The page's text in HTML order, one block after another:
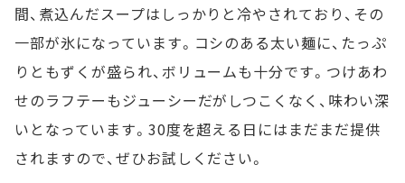
間、煮込んだスープはしっかりと冷やされており、その
一部が氷になっています。コシのある太い麺に、たっぷ
りともずくが盛られ、ボリュームも十分です。つけあわ
せのラフテーもジューシーだがしつこくなく、味わい深
いとなっています。30度を超える日にはまだまだ提供
されますので、ぜひお試しください。